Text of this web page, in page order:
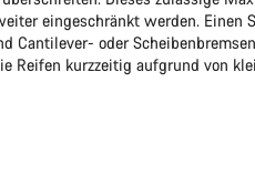
eingeschränkt werden. Einen
Cantilever- oder
Reifen kurzzeitig aufgrund von